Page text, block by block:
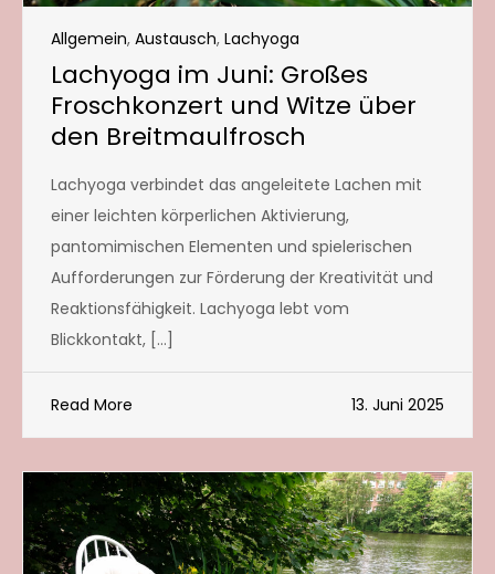
Allgemein, Austausch, Lachyoga
Lachyoga im Juni: Großes
Froschkonzert und Witze über
den Breitmaulfrosch
Lachyoga verbindet das angeleitete Lachen mit
einer leichten körperlichen Aktivierung,
pantomimischen Elementen und spielerischen
Aufforderungen zur Förderung der Kreativität und
Reaktionsfähigkeit. Lachyoga lebt vom
Blickkontakt, […]
Read More 13. Juni 2025